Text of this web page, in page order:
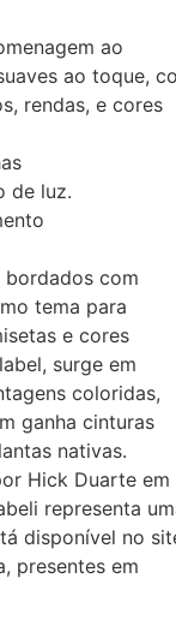
ao
ao toque,
rendas, e cores
de luz.
bordados com
tema para
e cores
surge em
coloridas,
ganha cinturas
nativas.
Hick Duarte em
representa
disponível no
presentes em